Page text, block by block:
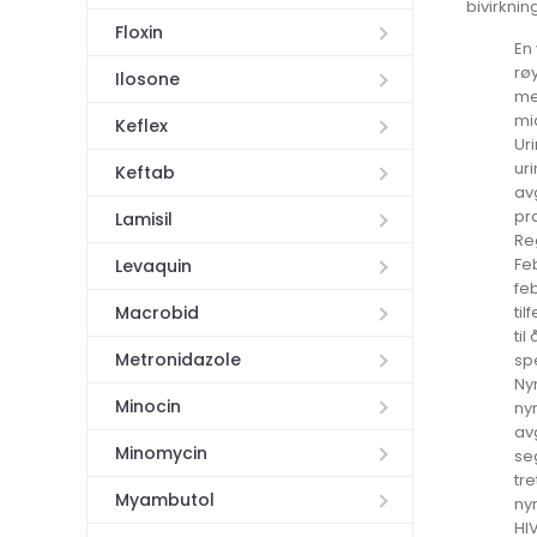
Floxin
Ilosone
Keflex
Keftab
Lamisil
Levaquin
Macrobid
Metronidazole
Minocin
Minomycin
Myambutol
til